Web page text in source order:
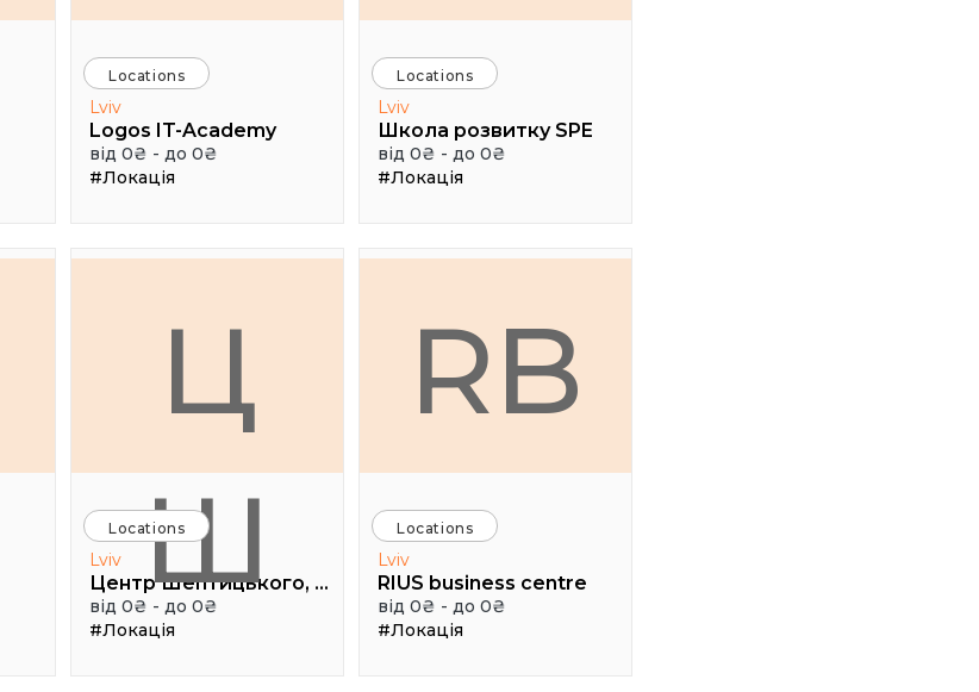
Locations
Lviv
Logos IT-Academy
від 0₴ - до 0₴
#Локація
Locations
Lviv
Школа розвитку SPE
від 0₴ - до 0₴
#Локація
Ц
Ш
Locations
Lviv
Центр Шептицького, 1 поверх, паркова аудиторія
від 0₴ - до 0₴
#Локація
RB
Locations
Lviv
RIUS business centre
від 0₴ - до 0₴
#Локація